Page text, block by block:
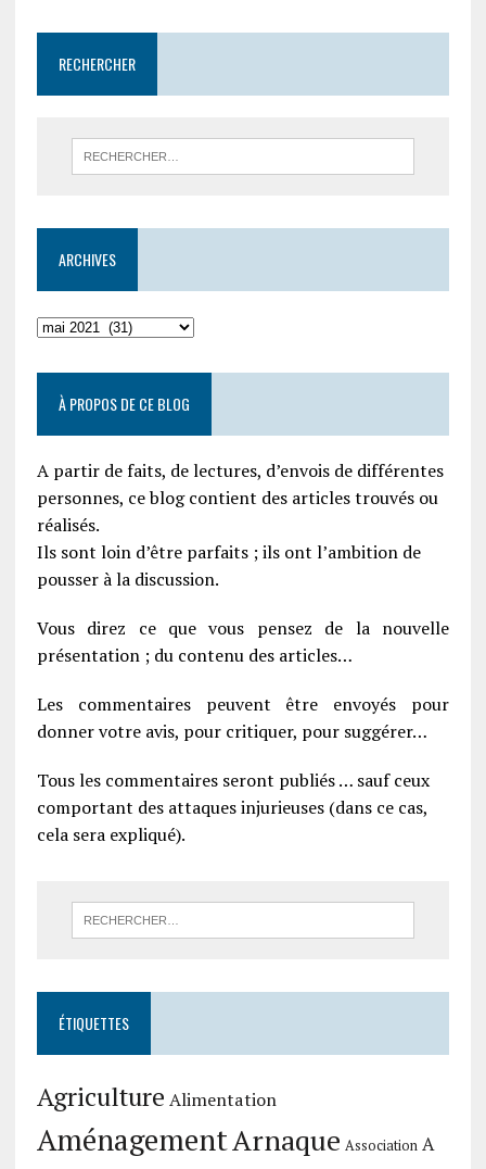
RECHERCHER
ARCHIVES
À PROPOS DE CE BLOG
A partir de faits, de lectures, d’envois de différentes
personnes, ce blog contient des articles trouvés ou
réalisés.
Ils sont loin d’être parfaits ; ils ont l’ambition de
pousser à la discussion.
Vous direz ce que vous pensez de la nouvelle
présentation ; du contenu des articles…
Les commentaires peuvent être envoyés pour
donner votre avis, pour critiquer, pour suggérer…
Tous les commentaires seront publiés … sauf ceux
comportant des attaques injurieuses (dans ce cas,
cela sera expliqué).
ÉTIQUETTES
Agriculture Alimentation
AménagementArnaque Association A